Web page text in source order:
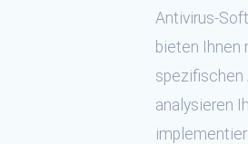
Antivirus-
bieten Ihnen
spezifischen
analysieren